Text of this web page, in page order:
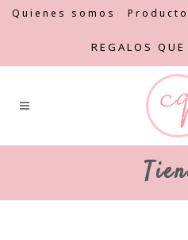
Quienes somos
REGALOS